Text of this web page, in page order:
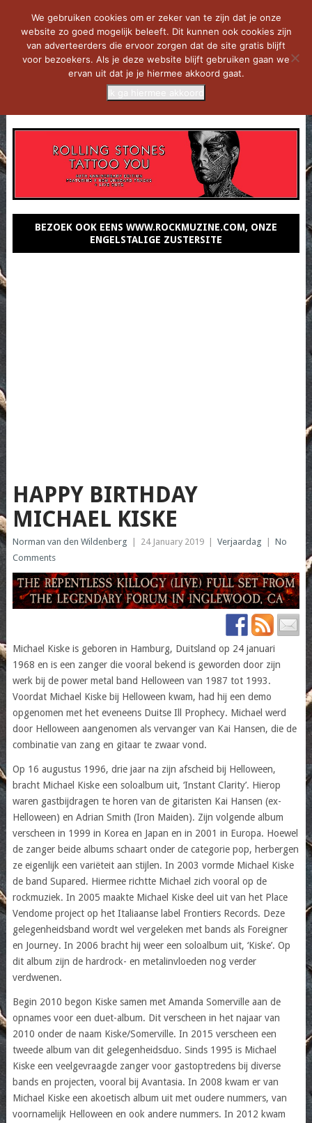
BEZOEK OOK EENS WWW.ROCKMUZINE.COM, ONZE
ENGELSTALIGE ZUSTERSITE
HAPPY BIRTHDAY
MICHAEL KISKE
Norman van den Wildenberg 24 January 2019 Verjaardag
No
Comments
Michael Kiske is geboren in Hamburg, Duitsland op 24 januari
1968 en is een zanger die vooral bekend is geworden door zijn
werk bij de power metal band Helloween van 1987 tot 1993.
Voordat Michael Kiske bij Helloween kwam, had hij een demo
opgenomen met het eveneens Duitse Ill Prophecy. Michael werd
door Helloween aangenomen als vervanger van Kai Hansen, die de
combinatie van zang en gitaar te zwaar vond.
Op 16 augustus 1996, drie jaar na zijn afscheid bij Helloween,
bracht Michael Kiske een soloalbum uit, ‘Instant Clarity’. Hierop
waren gastbijdragen te horen van de gitaristen Kai Hansen (ex-
Helloween) en Adrian Smith (Iron Maiden). Zijn volgende album
verscheen in 1999 in Korea en Japan en in 2001 in Europa. Hoewel
de zanger beide albums schaart onder de categorie pop, herbergen
ze eigenlijk een variëteit aan stijlen. In 2003 vormde Michael Kiske
de band Supared. Hiermee richtte Michael zich vooral op de
rockmuziek. In 2005 maakte Michael Kiske deel uit van het Place
Vendome project op het Italiaanse label Frontiers Records. Deze
gelegenheidsband wordt wel vergeleken met bands als Foreigner
en Journey. In 2006 bracht hij weer een soloalbum uit, ‘Kiske’. Op
dit album zijn de hardrock- en metalinvloeden nog verder
verdwenen.
Begin 2010 begon Kiske samen met Amanda Somerville aan de
opnames voor een duet-album. Dit verscheen in het najaar van
2010 onder de naam Kiske/Somerville. In 2015 verscheen een
tweede album van dit gelegenheidsduo. Sinds 1995 is Michael
Kiske een veelgevraagde zanger voor gastoptredens bij diverse
bands en projecten, vooral bij Avantasia. In 2008 kwam er van
Michael Kiske een akoetisch album uit met oudere nummers, van
voornamelijk Helloween en ook andere nummers. In 2012 kwam
We gebruiken cookies om er zeker van te zijn dat je onze
website zo goed mogelijk beleeft. Dit kunnen ook cookies zijn
van adverteerders die ervoor zorgen dat de site gratis blijft
voor bezoekers. Als je deze website blijft gebruiken gaan we
ervan uit dat je je hiermee akkoord gaat.
Ik ga hiermee akkoord